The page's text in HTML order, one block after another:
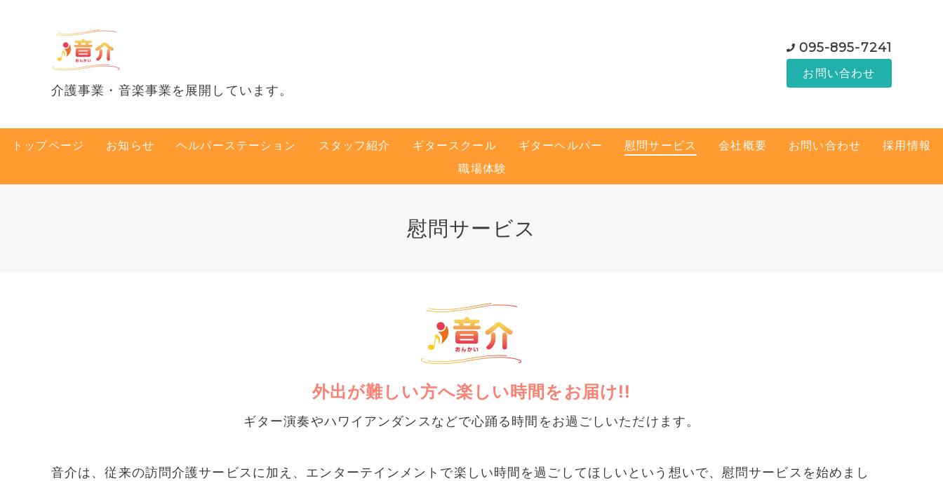
介護事業・音楽事業を展開しています。
095-895-7241
お問い合わせ
トップページ お知らせ ヘルパーステーション スタッフ紹介 ギタースクール ギターヘルパー 慰問サービス 会社概要 お問い合わせ
採用情報
職場体験
慰問サービス
外出が難しい方へ楽しい時間をお届け!!
ギター演奏やハワイアンダンスなどで心踊る時間をお過ごしいただけます。
音介は、従来の訪問介護サービスに加え、エンターテインメントで楽しい時間を過ごしてほしいという想いで、慰問サービスを始めまし